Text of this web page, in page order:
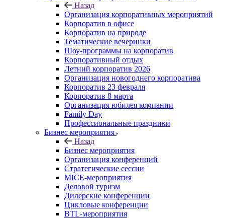
Назад
Организация корпоративных мероприятий
Корпоратив в офисе
Корпоратив на природе
Тематические вечеринки
Шоу-программы на корпоратив
Корпоративный отдых
Летний корпоратив 2026
Организация новогоднего корпоратива
Корпоратив 23 февраля
Корпоратив 8 марта
Организация юбилея компании
Family Day
Профессиональные праздники
Бизнес мероприятия
Назад
Бизнес мероприятия
Организация конференций
Стратегические сессии
MICE-мероприятия
Деловой туризм
Дилерские конференции
Цикловые конференции
BTL-мероприятия